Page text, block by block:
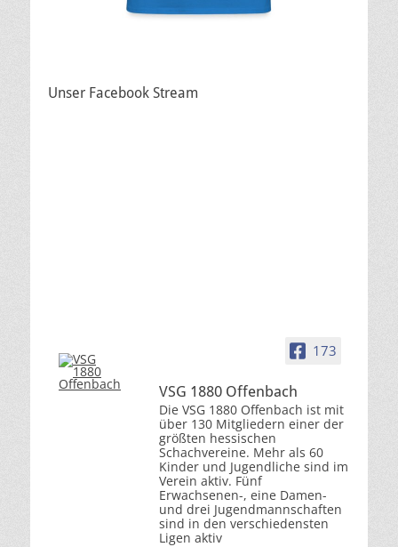
Unser Facebook Stream
173
VSG 1880 Offenbach
Die VSG 1880 Offenbach ist mit
über 130 Mitgliedern einer der
größten hessischen
Schachvereine. Mehr als 60
Kinder und Jugendliche sind im
Verein aktiv. Fünf
Erwachsenen-, eine Damen-
und drei Jugendmannschaften
sind in den verschiedensten
Ligen aktiv